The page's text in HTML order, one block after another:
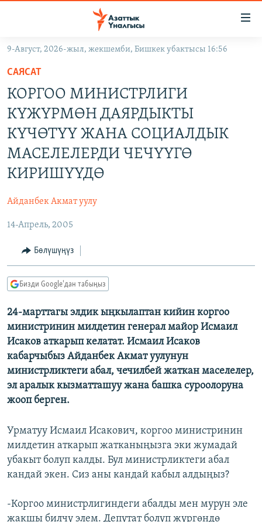
Навигацияга
өтүңүз
Издөөгө
салыңыз
САЯСАТ
ЭКОНОМИКА
МАДАНИЯТ
ДҮЙНӨ
БОРБОР АЗИЯ
УКРАИНА
АТАЙЫН ИЛИКТӨӨ
ТВ ПРОГРАММАЛАР
БИЗ ЖАНА ДҮЙНӨ
ДАНИСТЕ
ЫҢГАЙСЫЗ СУРООЛОР
ӨЗГӨЧӨ ПИКИР
ЭЕ/АРнун бардык сайттары
9-Август, 2026-жыл, жекшемби, Бишкек убактысы 16:56
САЯСАТ
КОРГОО МИНИСТРЛИГИ
КҮЖҮРМӨН ДАЯРДЫКТЫ
КҮЧӨТҮҮ ЖАНА СОЦИАЛДЫК
МАСЕЛЕЛЕРДИ ЧЕЧҮҮГӨ
КИРИШҮҮДӨ
Айданбек Акмат уулу
14-Апрель, 2005
Бөлүшүңүз
Бизди Google'дан табыңыз
24-марттагы элдик ыңкылаптан кийин коргоо
министринин милдетин генерал майор Исмаил
Исаков аткарып келатат. Исмаил Исаков
кабарчыбыз Айданбек Акмат уулунун
министрликтеги абал, чечилбей жаткан маселелер,
эл аралык кызматташуу жана башка суроолоруна
жооп берген.
Урматуу Исмаил Исакович, коргоо министринин
милдетин аткарып жатканыңызга эки жумадай
убакыт болуп калды. Бул министрликтеги абал
кандай экен. Сиз аны кандай кабыл алдыңыз?
-Коргоо министрлигиндеги абалды мен мурун эле
жакшы билчү элем. Депутат болуп жүргөндө